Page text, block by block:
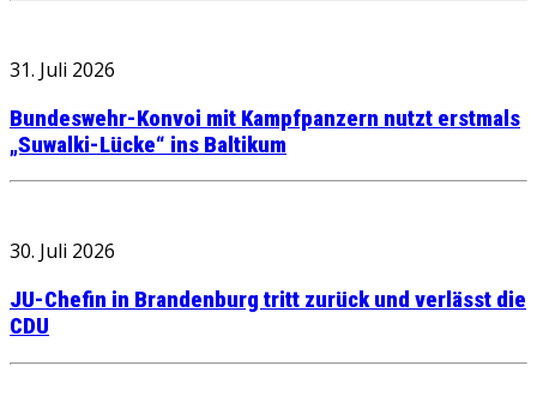
31. Juli 2026
Bundeswehr-Konvoi mit Kampfpanzern nutzt erstmals
„Suwalki-Lücke“ ins Baltikum
30. Juli 2026
JU-Chefin in Brandenburg tritt zurück und verlässt die
CDU